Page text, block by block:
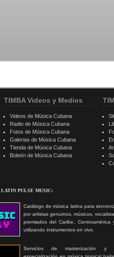
LATIN PULSE MUSIC:
Catálogo de música latina para
por artistas genuinos, músicos,
premiados del Caribe, Centroamérica
utilizando instrumentos en vivo.
Servicios de masterización y
TIMBA Videos y Medios
Videos de Música Cubana
Radio de Música Cubana
Fotos de Música Cubana
Galerias de Música Cubana
Tienda de Música Cubana
Boletín de Música Cubana